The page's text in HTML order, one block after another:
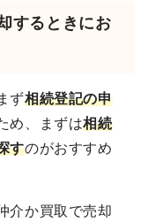
するときにお
ず相続登記の申
め、まずは相続
すのがおすすめ
介か買取で売却